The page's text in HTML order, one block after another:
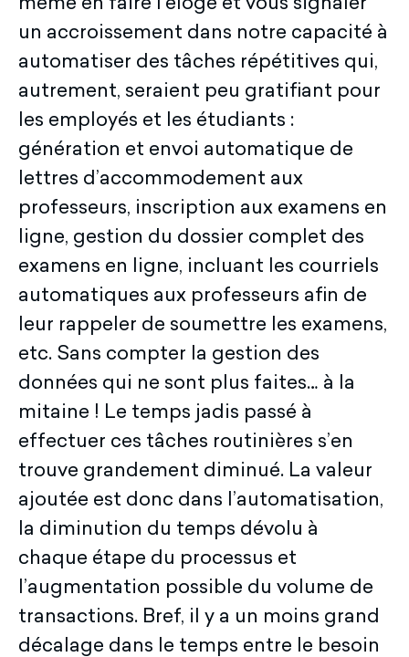
même en faire l’éloge et vous signaler
un accroissement dans notre capacité à
automatiser des tâches répétitives qui,
autrement, seraient peu gratifiant pour
les employés et les étudiants :
génération et envoi automatique de
lettres d’accommodement aux
professeurs, inscription aux examens en
ligne, gestion du dossier complet des
examens en ligne, incluant les courriels
automatiques aux professeurs afin de
leur rappeler de soumettre les examens,
etc. Sans compter la gestion des
données qui ne sont plus faites… à la
mitaine ! Le temps jadis passé à
effectuer ces tâches routinières s’en
trouve grandement diminué. La valeur
ajoutée est donc dans l’automatisation,
la diminution du temps dévolu à
chaque étape du processus et
l’augmentation possible du volume de
transactions. Bref, il y a un moins grand
décalage dans le temps entre le besoin